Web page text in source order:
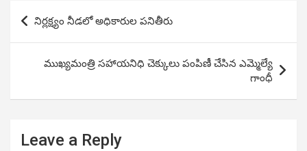
Post
navigation
నిర్లక్ష్యం నీడలో అధికారుల పనితీరు
ముఖ్యమంత్రి సహాయనిధి చెక్కులు పంపిణీ చేసిన ఎమ్మెల్యే
గాంధీ
Leave a Reply